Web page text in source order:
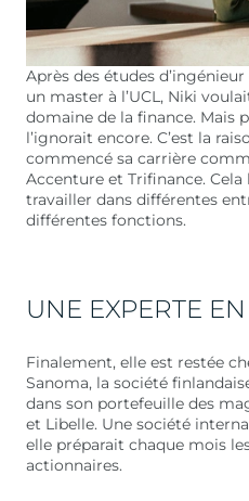
Après des études
un master à l’UCL, Niki
domaine de la finance. Mais
l’ignorait encore. C’est la
commencé sa carrière
Accenture et Trifinance. Cela
travailler dans différentes
différentes fonctions.
UNE EXPERTE
Finalement, elle est restée
Sanoma, la société
dans son portefeuille des
et Libelle. Une société
elle préparait chaque mois
actionnaires.